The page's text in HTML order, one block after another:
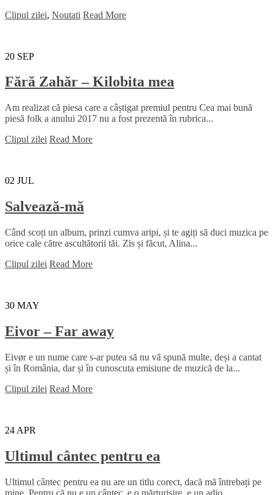
Clipul zilei, Noutati Read More
20 SEP
Fără Zahăr – Kilobita mea
Am realizat că piesa care a câștigat premiul pentru Cea mai bună
piesă folk a anului 2017 nu a fost prezentă în rubrica...
Clipul zilei Read More
02 JUL
Salvează-mă
Când scoți un album, prinzi cumva aripi, și te agiți să duci muzica pe
orice cale către ascultătorii tăi. Zis și făcut, Alina...
Clipul zilei Read More
30 MAY
Eivor – Far away
Eivør e un nume care s-ar putea să nu vă spună multe, deși a cantat
și în România, dar și în cunoscuta emisiune de muzică de la...
Clipul zilei Read More
24 APR
Ultimul cântec pentru ea
Ultimul cântec pentru ea nu are un titlu corect, dacă mă întrebați pe
mine. Pentru că nu e un cântec, e o mărturisire, e un adio,...